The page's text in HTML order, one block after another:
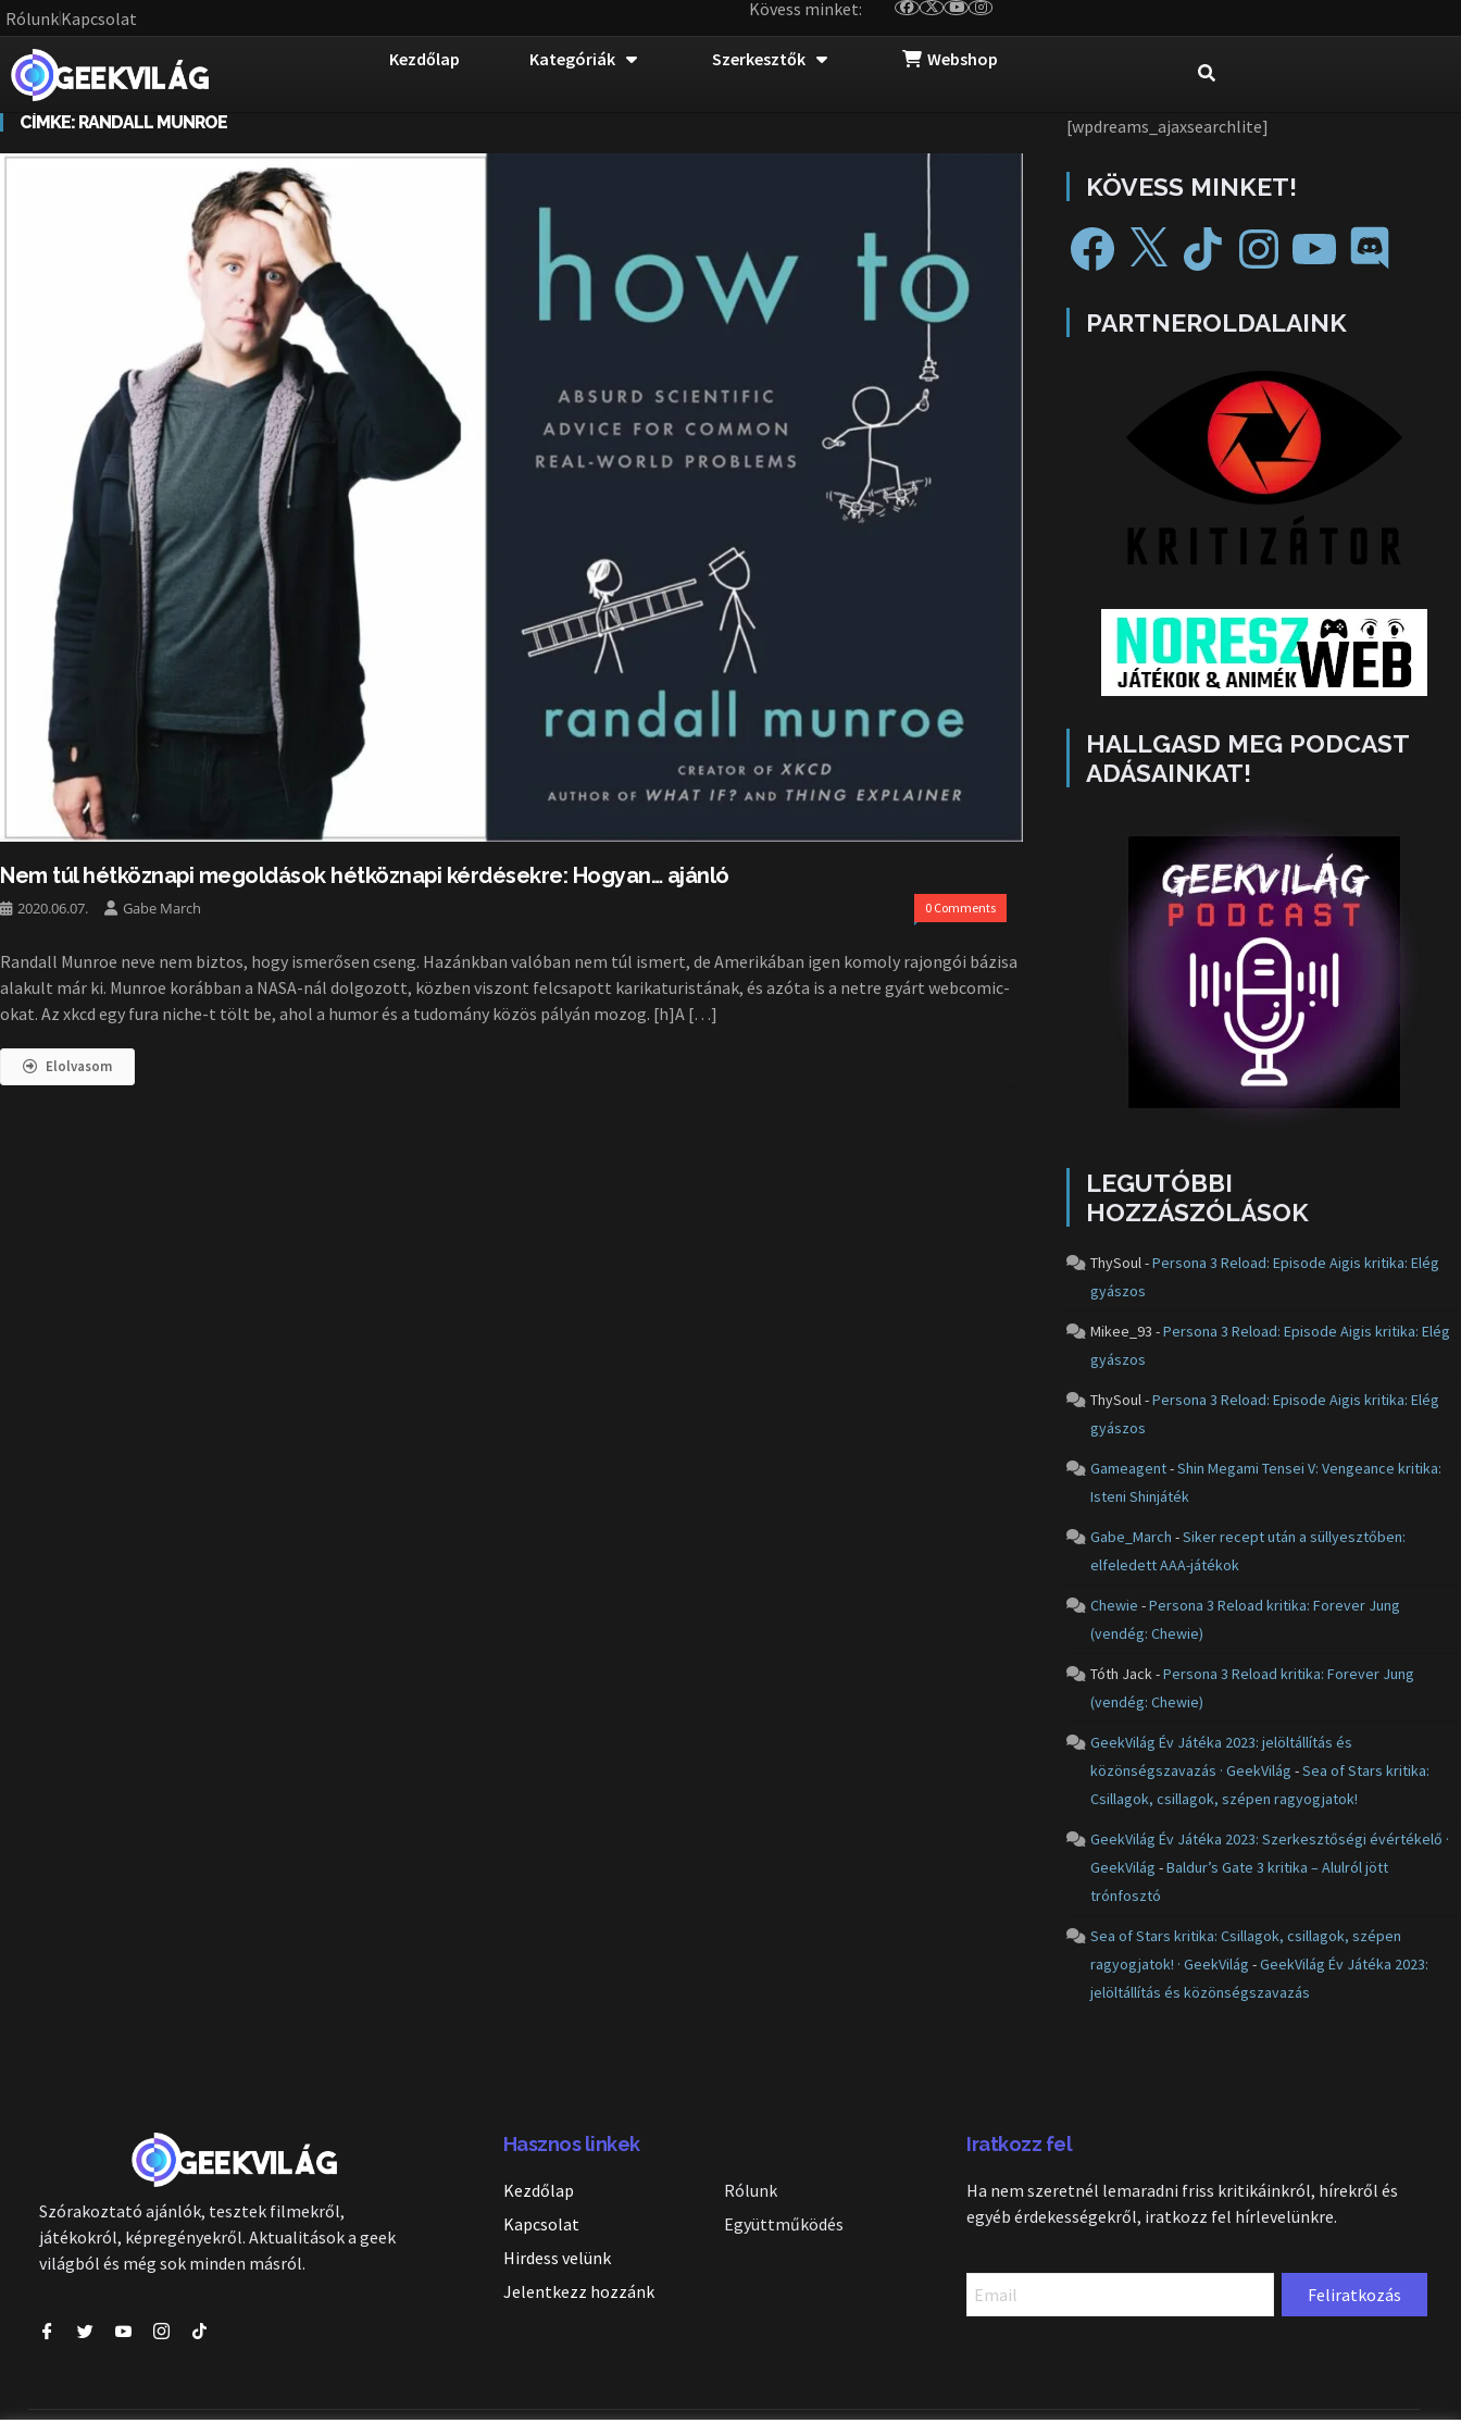
RólunkKapcsolat Kövess minket:
Kezdőlap Kategóriák Szerkesztők Webshop
CÍMKE: RANDALL MUNROE
Nem túl hétköznapi megoldások hétköznapi kérdésekre: Hogyan… ajánló
2020.06.07. Gabe March 0 Comments
Randall Munroe neve nem biztos, hogy ismerősen cseng. Hazánkban valóban nem túl ismert, de Amerikában igen komoly rajongói bázisa
alakult már ki. Munroe korábban a NASA-nál dolgozott, közben viszont felcsapott karikaturistának, és azóta is a netre gyárt webcomic-
okat. Az xkcd egy fura niche-t tölt be, ahol a humor és a tudomány közös pályán mozog. [h]A […]
Elolvasom
[wpdreams_ajaxsearchlite]
KÖVESS MINKET!
PARTNEROLDALAINK
HALLGASD MEG PODCAST
ADÁSAINKAT!
LEGUTÓBBI
HOZZÁSZÓLÁSOK
ThySoul-Persona 3 Reload: Episode Aigis kritika: Elég
gyászos
Mikee_93 -Persona 3 Reload: Episode Aigis kritika: Elég
gyászos
ThySoul-Persona 3 Reload: Episode Aigis kritika: Elég
gyászos
Gameagent-Shin Megami Tensei V: Vengeance kritika:
Isteni Shinjáték
Gabe_March -Siker recept után a süllyesztőben:
elfeledett AAA-játékok
Chewie -Persona 3 Reload kritika: Forever Jung
(vendég: Chewie)
Tóth Jack-Persona 3 Reload kritika: Forever Jung
(vendég: Chewie)
GeekVilág Év Játéka 2023: jelöltállítás és
közönségszavazás · GeekVilág -Sea of Stars kritika:
Csillagok, csillagok, szépen ragyogjatok!
GeekVilág Év Játéka 2023: Szerkesztőségi évértékelő ·
GeekVilág -Baldur’s Gate 3 kritika – Alulról jött
trónfosztó
Sea of Stars kritika: Csillagok, csillagok, szépen
ragyogjatok! · GeekVilág -GeekVilág Év Játéka 2023:
jelöltállítás és közönségszavazás
Szórakoztató ajánlók, tesztek filmekről,
játékokról, képregényekről. Aktualitások a geek
világból és még sok minden másról.
Hasznos linkek
Kezdőlap
Kapcsolat
Hirdess velünk
Jelentkezz hozzánk
Rólunk
Együttműködés
Iratkozz fel
Ha nem szeretnél lemaradni friss kritikáinkról, hírekről és
egyéb érdekességekről, iratkozz fel hírlevelünkre.
Feliratkozás